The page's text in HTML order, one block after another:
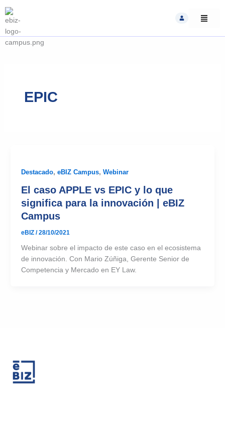
to
content
EPIC
Destacado, eBIZ Campus, Webinar
El caso APPLE vs EPIC y lo que
significa para la innovación | eBIZ
Campus
eBIZ /28/10/2021
Webinar sobre el impacto de este caso en el ecosistema
de innovación. Con Mario Zúñiga, Gerente Senior de
Competencia y Mercado en EY Law.